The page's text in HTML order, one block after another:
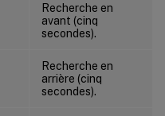
Recherche en
avant (cinq
secondes).
Recherche en
arrière (cinq
secondes).